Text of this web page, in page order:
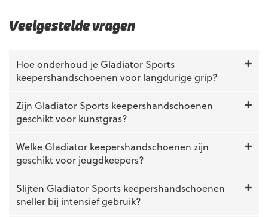
Veelgestelde vragen
Hoe onderhoud je Gladiator Sports
keepershandschoenen voor langdurige grip?
Zijn Gladiator Sports keepershandschoenen
geschikt voor kunstgras?
Welke Gladiator keepershandschoenen zijn
geschikt voor jeugdkeepers?
Slijten Gladiator Sports keepershandschoenen
sneller bij intensief gebruik?